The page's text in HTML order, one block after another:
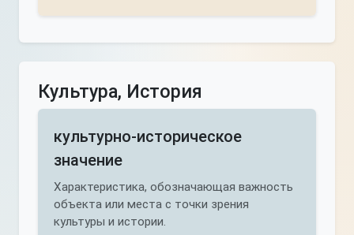
Культура, История
культурно-историческое
значение
Характеристика, обозначающая важность
объекта или места с точки зрения
культуры и истории.